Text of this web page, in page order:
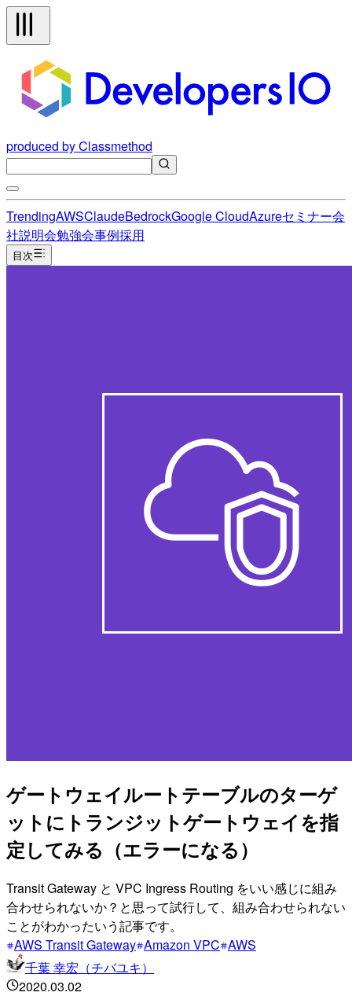
produced by Classmethod
TrendingAWSClaudeBedrockGoogle CloudAzureセミナー会
社説明会勉強会事例採用
目次
ゲートウェイルートテーブルのターゲ
ットにトランジットゲートウェイを指
定してみる（エラーになる）
Transit Gateway と VPC Ingress Routing をいい感じに組み
合わせられないか？と思って試行して、組み合わせられない
ことがわかったいう記事です。
AWS Transit Gateway Amazon VPC AWS
千葉 幸宏（チバユキ）
2020.03.02